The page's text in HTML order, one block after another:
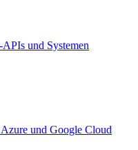
und Systemen
und Google Cloud